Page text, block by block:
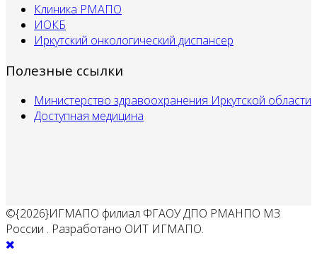
Клиника РМАПО
ИОКБ
Иркутский онкологический диспансер
Полезные ссылки
Министерство здравоохранения Иркутской области
Доступная медицина
©{2026}ИГМАПО филиал ФГАОУ ДПО РМАНПО МЗ
России . Разработано ОИТ ИГМАПО.